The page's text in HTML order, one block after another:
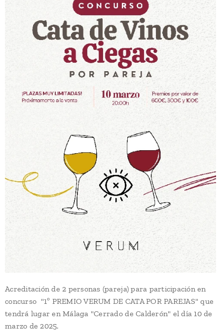
Acreditación de 2 personas (pareja) para participación en
concurso "1º PREMIO VERUM DE CATA POR PAREJAS" que
tendrá lugar en Málaga "Cerrado de Calderón" el día 10 de
marzo de 2025.